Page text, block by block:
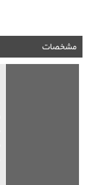
مشخصات